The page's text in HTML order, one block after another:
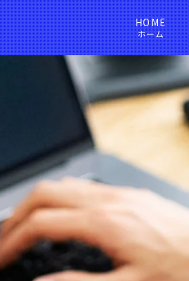
HOME
ホーム